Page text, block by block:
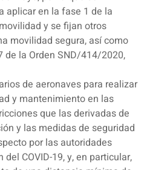
aplicar en la fase 1 de la
y se fijan otros
movilidad segura, así como
de la Orden SND/414/2020,
de aeronaves para realizar
y mantenimiento en las
que las derivadas de
y las medidas de seguridad
por las autoridades
COVID-19, y, en particular,